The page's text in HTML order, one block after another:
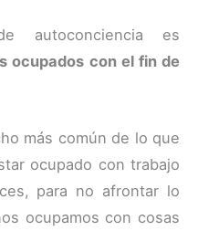
autoconciencia es
ocupados con el fin de
más común de lo que
ocupado con trabajo
para no afrontar lo
ocupamos con cosas